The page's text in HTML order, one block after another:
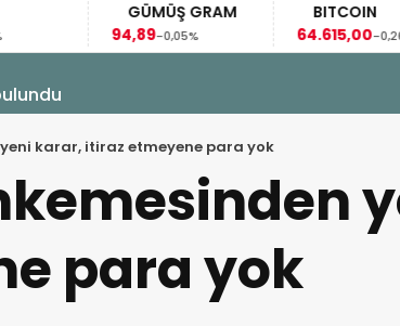
GÜMÜŞ GRAM
94,89-0,05%
BITCOIN
64.615,00-0,26%
karar, itiraz etmeyene para yok
para yok